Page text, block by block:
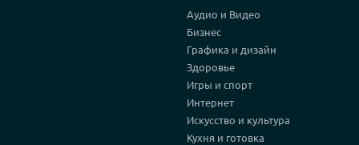
Аудио и Видео
Бизнес
Графика и дизайн
Здоровье
Игры и спорт
Интернет
Искусство и культура
Кухня и готовка